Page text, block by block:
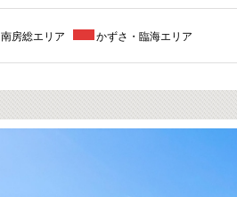
南房総エリア かずさ・臨海エリア